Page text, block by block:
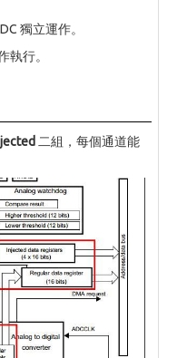
獨立運作。
執行。
二組，每個通道能